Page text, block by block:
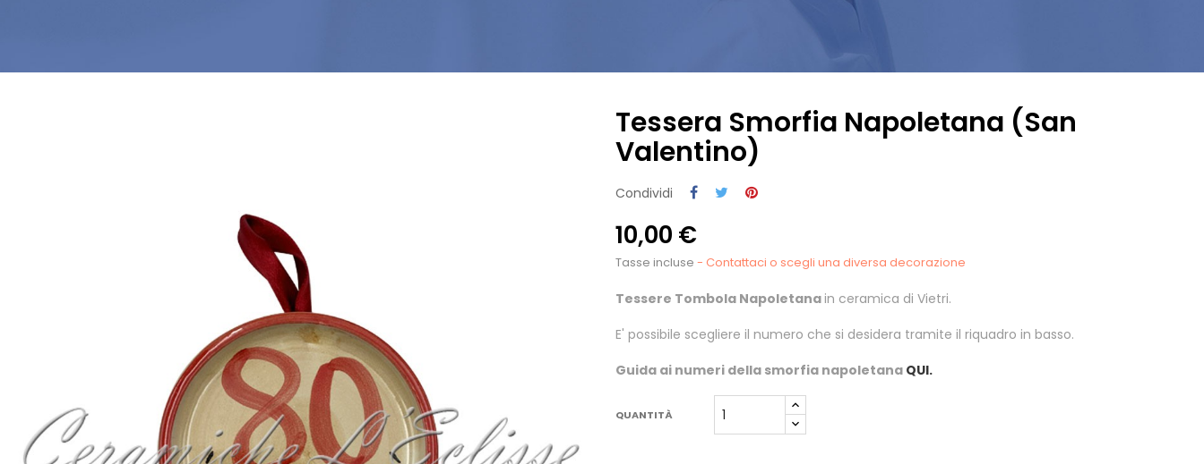
Tessera Smorfia Napoletana (San
Valentino)
Condividi
10,00 €
Tasse incluse - Contattaci o scegli una diversa decorazione
Tessere Tombola Napoletanain ceramica di Vietri.
E' possibile scegliere il numero che si desidera tramite il riquadro in basso.
Guida ai numeri della smorfia napoletana QUI.
QUANTITÀ